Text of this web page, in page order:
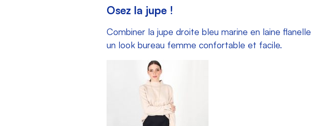
Osez la jupe !
Combiner la jupe droite bleu marine en laine flanelle
un look bureau femme confortable et facile.